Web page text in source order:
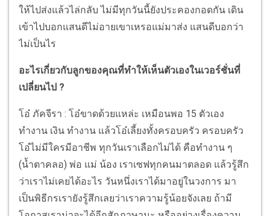
ให้ไปส่งแล้วไล่กลับ ไม่มีทุกวันนี้ยังประคองกอดกัน เดิน
เข้าไปบอกแสนดีไม่อายเขาเหรอแม่มาส่ง แสนดีบอกว่า
ไม่เป็นไร
อะไรเกี่ยวกับลูกของคุณที่ทำให้เห็นตัวเองในเวอร์ชั่นที่
เปลี่ยนไป ?
โอ๋ ภัคจีรา : โอ๋ขาดด้วยแหล่ะ เหมือนพอ 15 ตัวเอง
ทำงาน เงิน ทำงาน แล้วโอ๋เลี้ยงทั้งครอบครัว ครอบครัว
โอ๋ไม่มีใครมีอาชีพ ทุกวันเราเลือกไม่ได้ คือทำงาน ๆ
(น้ำตาคลอ) พ่อ แม่ น้อง เราเซฟทุกคนมาตลอด แล้วรู้สึก
ว่าเราไม่เคยได้อะไร วันหนึ่งเราได้มาอยู่ในวงการ มา
เป็นพิธีกรเรายังรู้สึกเลยว่าเราความรู้น้อยจังเลย ถ้ามี